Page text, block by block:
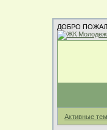
ДОБРО
Активные